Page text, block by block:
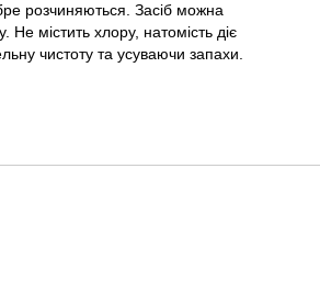
розчиняються. Засіб можна
містить хлору, натомість діє
чистоту та усуваючи запахи.